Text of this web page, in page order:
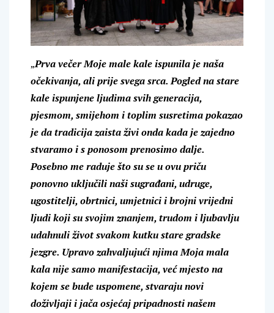
„Prva večer Moje male kale ispunila je naša
očekivanja, ali prije svega srca. Pogled na stare
kale ispunjene ljudima svih generacija,
pjesmom, smijehom i toplim susretima pokazao
je da tradicija zaista živi onda kada je zajedno
stvaramo i s ponosom prenosimo dalje.
Posebno me raduje što su se u ovu priču
ponovno uključili naši sugrađani, udruge,
ugostitelji, obrtnici, umjetnici i brojni vrijedni
ljudi koji su svojim znanjem, trudom i ljubavlju
udahnuli život svakom kutku stare gradske
jezgre. Upravo zahvaljujući njima Moja mala
kala nije samo manifestacija, već mjesto na
kojem se bude uspomene, stvaraju novi
doživljaji i jača osjećaj pripadnosti našem